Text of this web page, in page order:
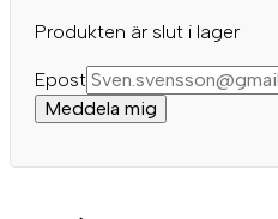
Produkten är slut i lager
Epost
Meddela mig